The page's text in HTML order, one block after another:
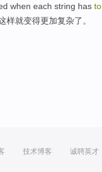
when each string has to
样就变得更加复杂了。
技术博客 诚聘英才